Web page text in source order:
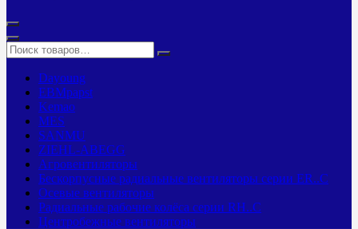
Dayoung
EBMpapst
Kemao
MES
SANMU
ZIEHL-ABEGG
Агровентиляторы
Бескорпусные радиальные вентиляторы серии ER..C
Осевые вентиляторы
Радиальные рабочие колёса серии RH..C
Центробежные вентиляторы